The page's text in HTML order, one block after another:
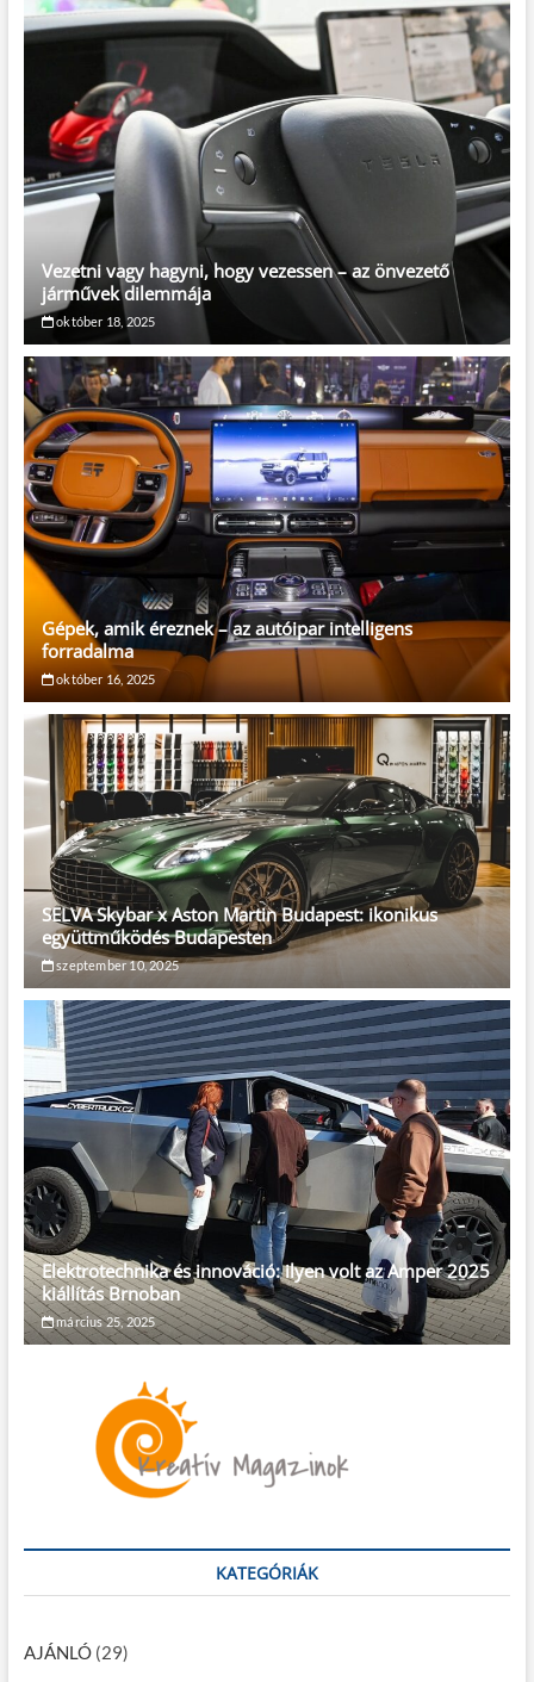
Vezetni vagy hagyni, hogy vezessen – az önvezető
járművek dilemmája
október 18, 2025
Gépek, amik éreznek – az autóipar intelligens
forradalma
október 16, 2025
SELVA Skybar x Aston Martin Budapest: ikonikus
együttműködés Budapesten
szeptember 10, 2025
Elektrotechnika és innováció: ilyen volt az Amper 2025
kiállítás Brnoban
március 25, 2025
KATEGÓRIÁK
AJÁNLÓ(29)